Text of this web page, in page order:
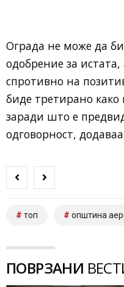
Ограда не може да
одобрение за
спротивно на
биде третирано како
заради што е
одговорност,
топ општина
ПОВРЗАНИ